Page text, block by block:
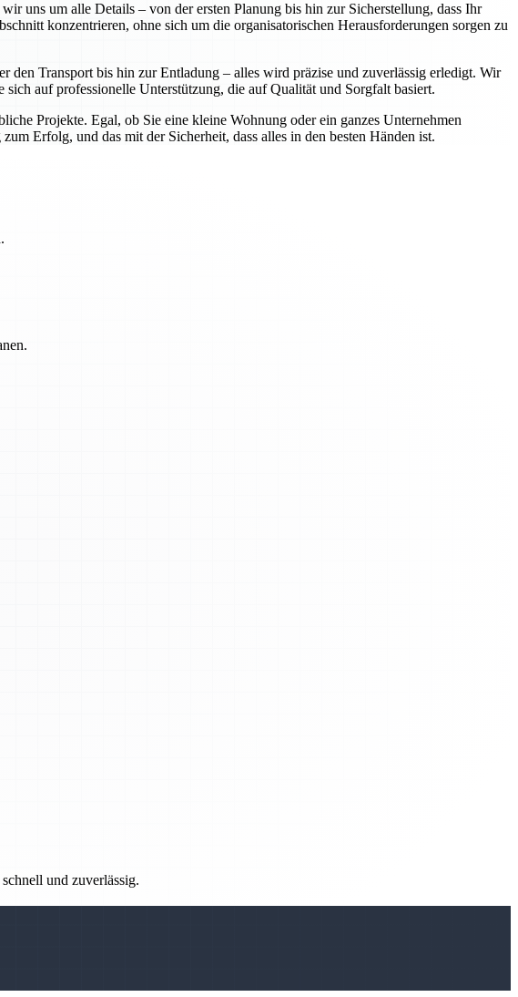
uns um alle Details – von der ersten Planung bis hin zur Sicherstellung, dass Ihr
konzentrieren, ohne sich um die organisatorischen Herausforderungen sorgen zu
den Transport bis hin zur Entladung – alles wird präzise und zuverlässig erledigt. Wir
auf professionelle Unterstützung, die auf Qualität und Sorgfalt basiert.
Projekte. Egal, ob Sie eine kleine Wohnung oder ein ganzes Unternehmen
Erfolg, und das mit der Sicherheit, dass alles in den besten Händen ist.
und zuverlässig.